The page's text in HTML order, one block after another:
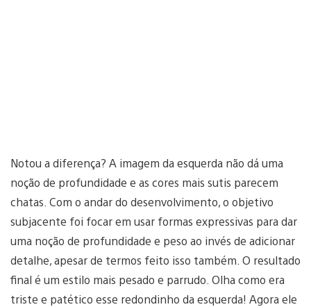
Notou a diferença? A imagem da esquerda não dá uma
noção de profundidade e as cores mais sutis parecem
chatas. Com o andar do desenvolvimento, o objetivo
subjacente foi focar em usar formas expressivas para dar
uma noção de profundidade e peso ao invés de adicionar
detalhe, apesar de termos feito isso também. O resultado
final é um estilo mais pesado e parrudo. Olha como era
triste e patético esse redondinho da esquerda! Agora ele